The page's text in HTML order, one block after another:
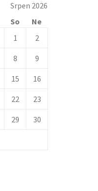
Srpen 2026
So
Ne
1
2
8 9
15 16
22 23
29 30